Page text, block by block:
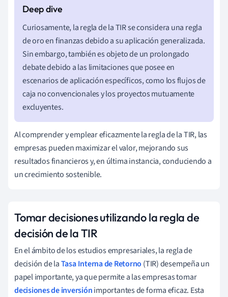
Curiosamente, la regla de la TIR se considera una regla
de oro en finanzas debido a su aplicación generalizada.
Sin embargo, también es objeto de un prolongado
debate debido a las limitaciones que posee en
escenarios de aplicación específicos, como los flujos de
caja no convencionales y los proyectos mutuamente
excluyentes.
Al comprender y emplear eficazmente la regla de la TIR, las
empresas pueden maximizar el valor, mejorando sus
resultados financieros y, en última instancia, conduciendo a
un crecimiento sostenible.
Tomar decisiones utilizando la regla de
decisión de la TIR
En el ámbito de los estudios empresariales, la regla de
decisión de laTasa Interna de Retorno (TIR) desempeña un
papel importante, ya que permite a las empresas tomar
decisiones de inversiónimportantes de forma eficaz. Esta